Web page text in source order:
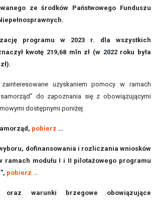
ze środków Państwowego Funduszu
programu w 2023
r. dla wszystkich
kwotę 219,68 mln zł (w 2022 roku była
uzyskaniem pomocy w ramach
do zapoznania się z obowiązującymi
dostępnymi poniżej:
pobierz …
dofinansowania i rozliczania wniosków
ramach modułu I i II pilotażowego programu
pobierz …
oraz warunki brzegowe obowiązujące